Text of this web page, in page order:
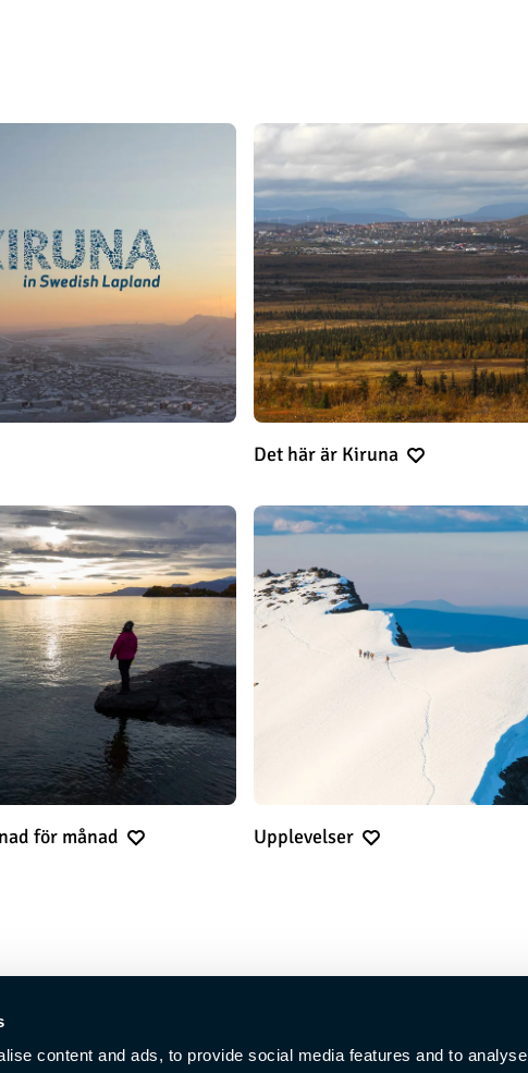
content and ads, to provide social media features and to analyse
Det här är Kiruna
för månad Upplevelser